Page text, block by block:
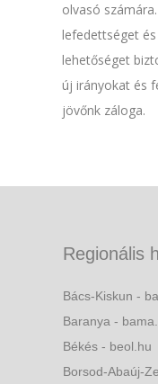
olvasó
lefedettséget
lehetőséget
új irányokat és
jövőnk záloga.
Regionális
Bács-Kiskun -
Baranya -
Békés - beol.hu
Borsod-Abaúj-